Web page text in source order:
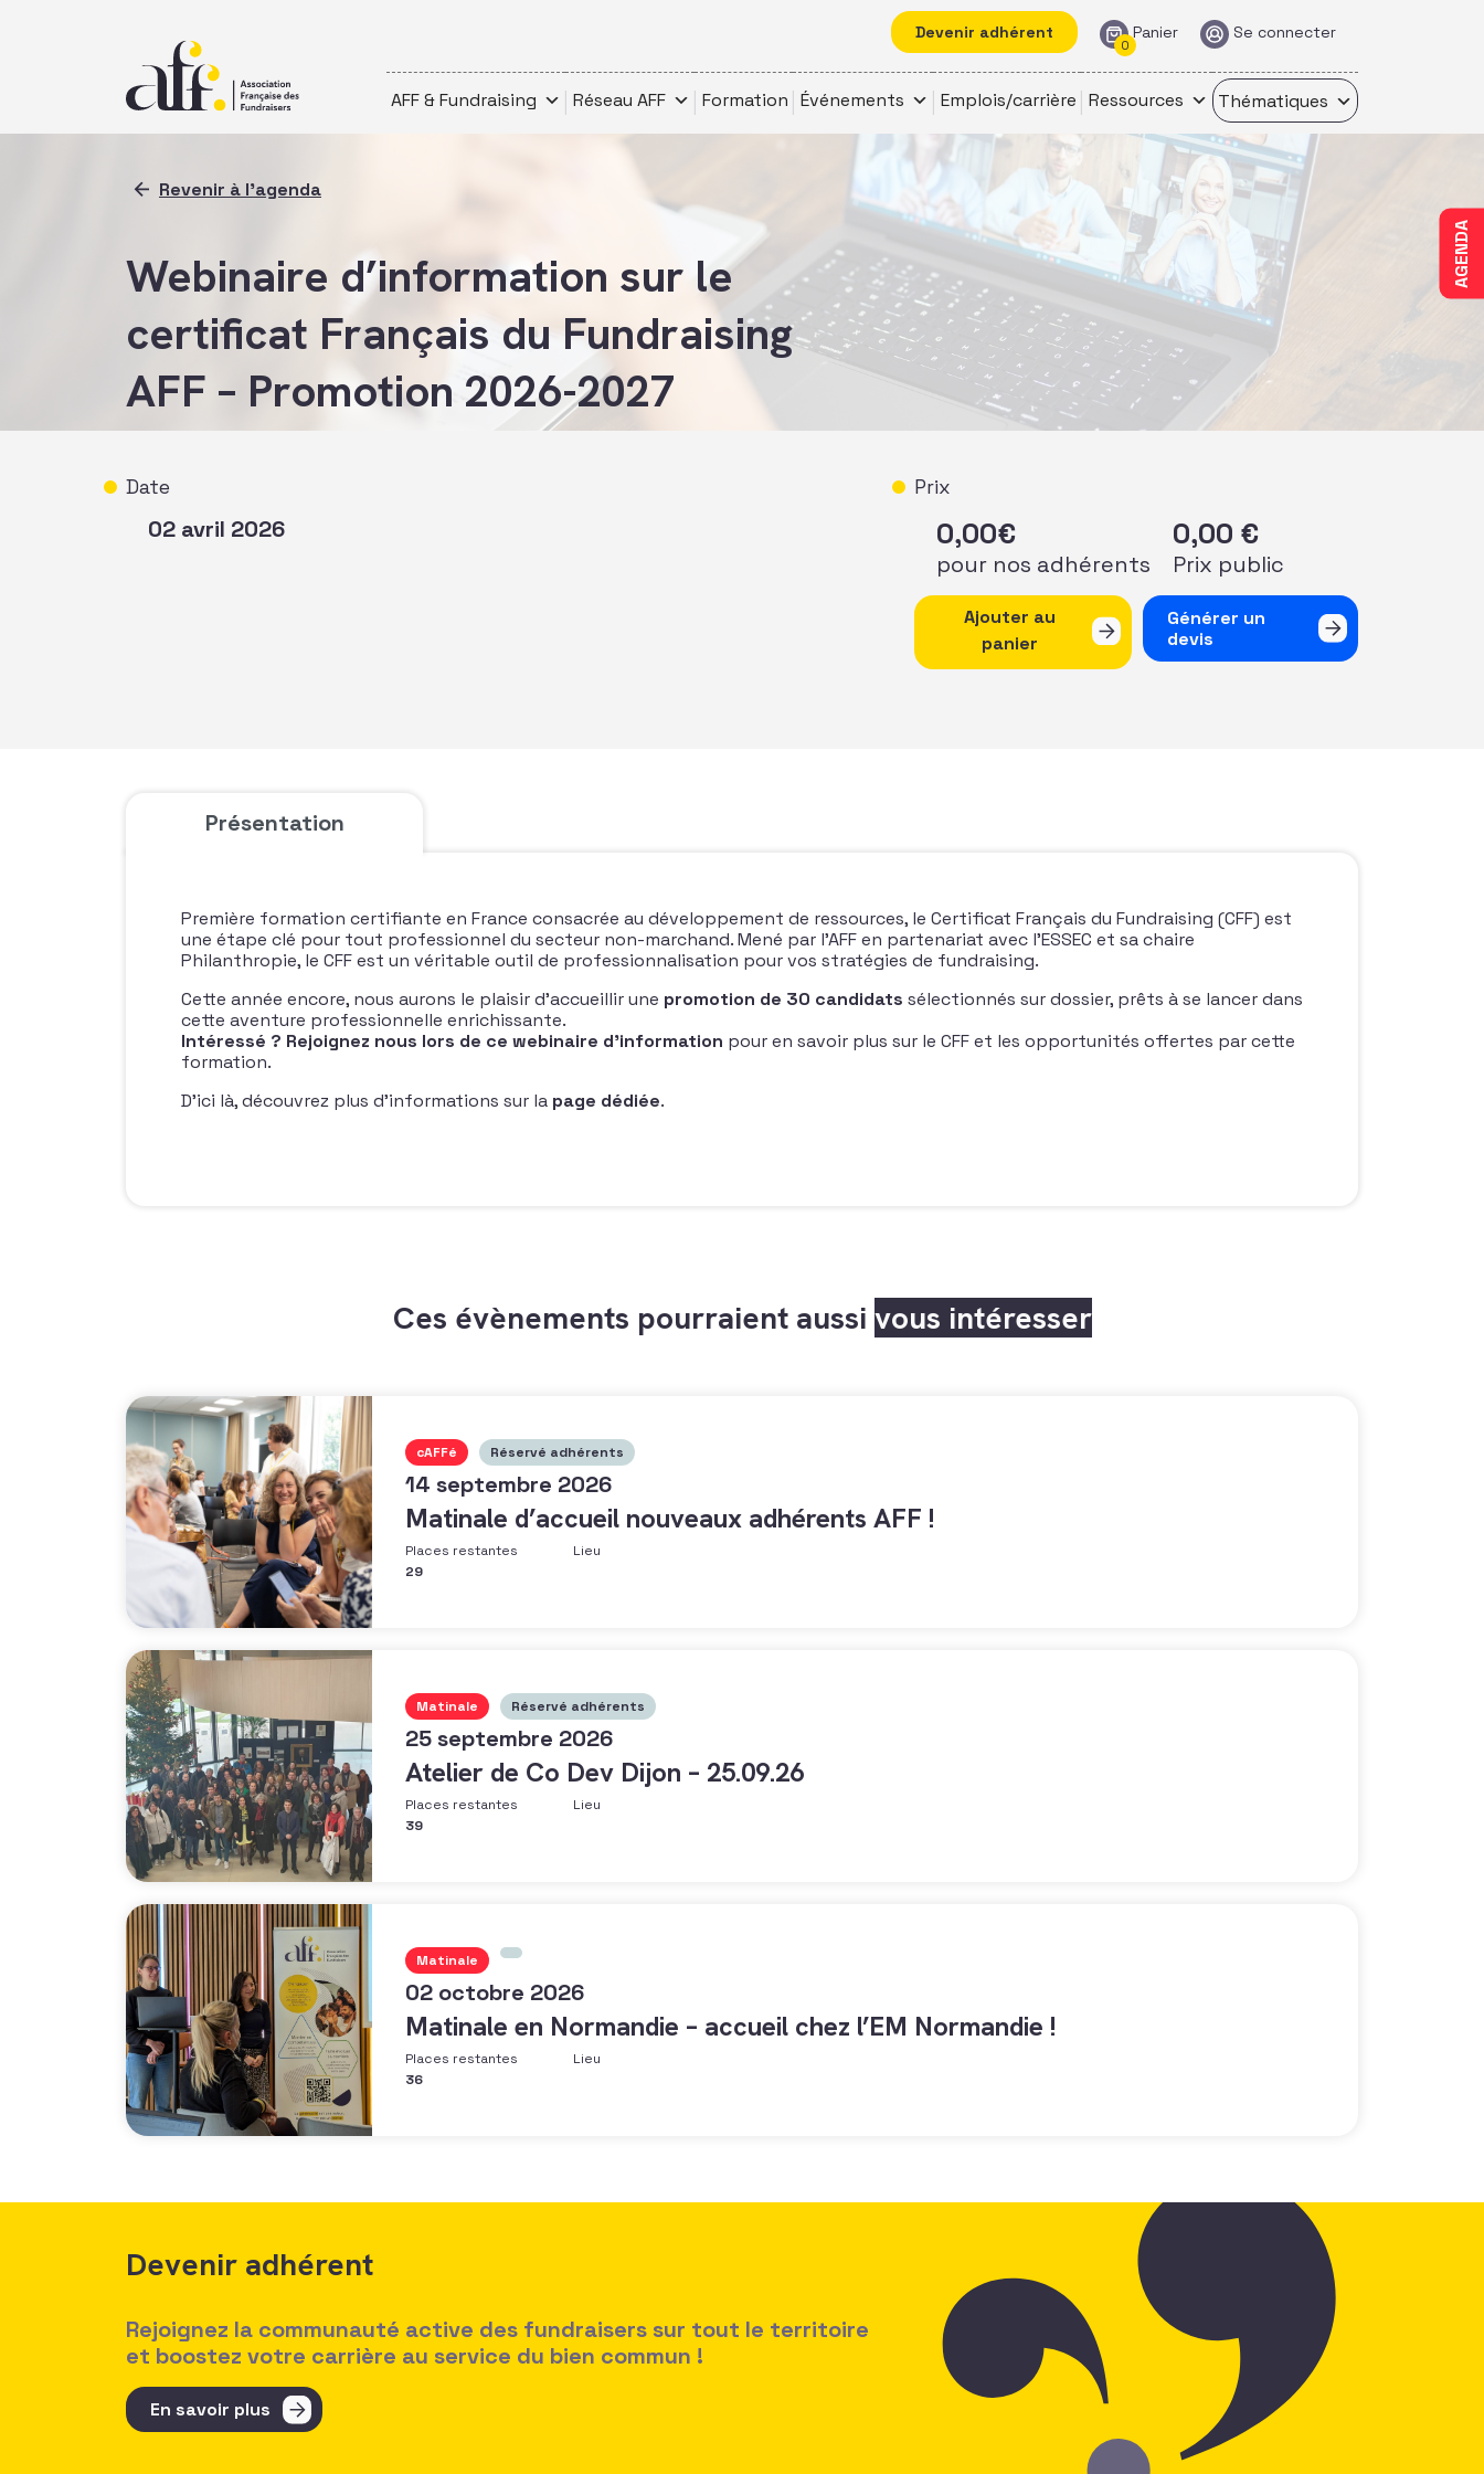
Devenir adhérent Panier
0
Se connecter
AFF & Fundraising Réseau AFF Formation Événements Emplois/carrière Ressources Thématiques
AGENDA
Revenir à l'agenda
Webinaire d’information sur le
certificat Français du Fundraising
AFF – Promotion 2026-2027
Date
02 avril 2026
Prix
0,00€
pour nos adhérents
0,00 €
Prix public
quantité de Webinaire d'information sur le certificat Français du
Ajouter au
panier
Générer un
devis
Présentation
Première formation certifiante en France consacrée au développement de ressources, le Certificat Français du Fundraising (CFF) est
une étape clé pour tout professionnel du secteur non-marchand. Mené par l’AFF en partenariat avec l’ESSEC et sa chaire
Philanthropie, le CFF est un véritable outil de professionnalisation pour vos stratégies de fundraising.
Cette année encore, nous aurons le plaisir d’accueillir une promotion de 30 candidats sélectionnés sur dossier, prêts à se lancer dans
cette aventure professionnelle enrichissante.
Intéressé ? Rejoignez nous lors de ce webinaire d’information pour en savoir plus sur le CFF et les opportunités offertes par cette
formation.
D’ici là, découvrez plus d’informations sur la page dédiée.
Ces évènements pourraient aussi vous intéresser
cAFFé Réservé adhérents
14 septembre 2026
Matinale d’accueil nouveaux adhérents AFF !
Places restantes
29
Lieu
Matinale Réservé adhérents
25 septembre 2026
Atelier de Co Dev Dijon – 25.09.26
Places restantes
39
Lieu
Matinale
02 octobre 2026
Matinale en Normandie – accueil chez l’EM Normandie !
Places restantes
36
Lieu
Devenir adhérent
Rejoignez la communauté active des fundraisers sur tout le territoire
et boostez votre carrière au service du bien commun !
En savoir plus